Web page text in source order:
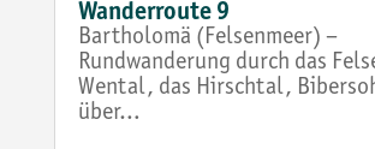
Wanderroute 9
Bartholomä (Felsenmeer) –
Rundwanderung durch das
Wental, das Hirschtal,
über…